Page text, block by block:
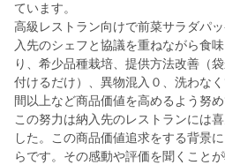
ています。
高級レストラン向けで前菜サラダパ
入先のシェフと協議を重ねながら食
り、希少品種栽培、提供方法改善（
付けるだけ）、異物混入０、洗わな
間以上など商品価値を高めるよう努め
この努力は納入先のレストランには
した。この商品価値追求をする背景
らです。その感動や評価を聞くこと